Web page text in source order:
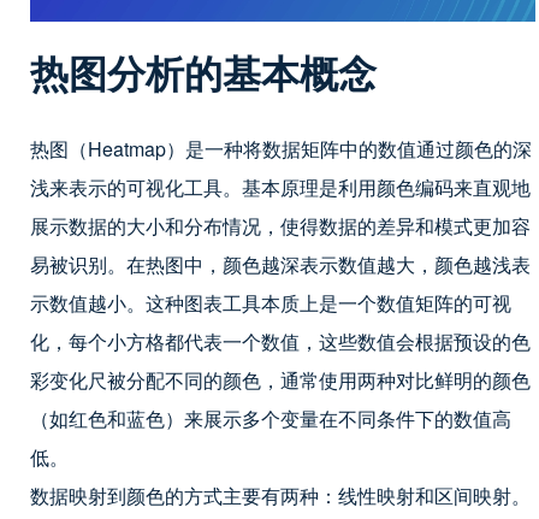
热图分析的基本概念
热图（Heatmap）是一种将数据矩阵中的数值通过颜色的深
浅来表示的可视化工具。基本原理是利用颜色编码来直观地
展示数据的大小和分布情况，使得数据的差异和模式更加容
易被识别。在热图中，颜色越深表示数值越大，颜色越浅表
示数值越小。这种图表工具本质上是一个数值矩阵的可视
化，每个小方格都代表一个数值，这些数值会根据预设的色
彩变化尺被分配不同的颜色，通常使用两种对比鲜明的颜色
（如红色和蓝色）来展示多个变量在不同条件下的数值高
低。
数据映射到颜色的方式主要有两种：线性映射和区间映射。